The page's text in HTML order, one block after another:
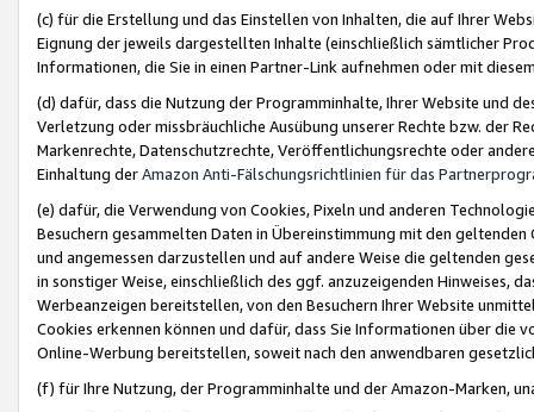
(c) für die Erstellung und das Einstellen von Inhalten, die auf Ihrer
Eignung der jeweils dargestellten Inhalte (einschließlich sämtlicher
Informationen, die Sie in einen Partner-Link aufnehmen oder mit
(d) dafür, dass die Nutzung der Programminhalte, Ihrer Website und
Verletzung oder missbräuchliche Ausübung unserer Rechte bzw. der
Markenrechte, Datenschutzrechte, Veröffentlichungsrechte oder
Einhaltung derAmazon Anti-Fälschungsrichtlinien für das
(e) dafür, die Verwendung von Cookies, Pixeln und anderen
Besuchern gesammelten Daten in Übereinstimmung mit den
und angemessen darzustellen und auf andere Weise die geltenden
in sonstiger Weise, einschließlich des ggf. anzuzeigenden Hinweises,
Werbeanzeigen bereitstellen, von den Besuchern Ihrer Website
Cookies erkennen können und dafür, dass Sie Informationen über die
Online-Werbung bereitstellen, soweit nach den anwendbaren
(f) für Ihre Nutzung, der Programminhalte und der Amazon-Marken,